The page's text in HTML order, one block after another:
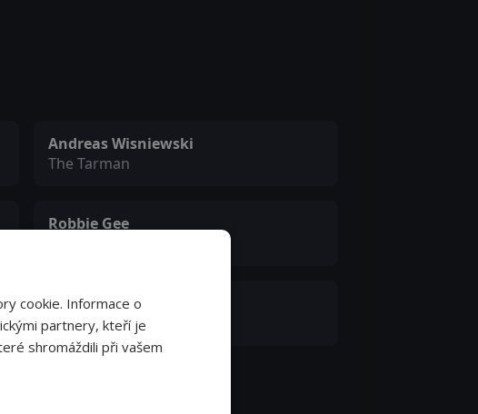
Andreas Wisniewski
The Tarman
Robbie Gee
Shaun Dingwall
PC Mitchall
cookie. Informace o
partnery, kteří je
shromáždili při vašem